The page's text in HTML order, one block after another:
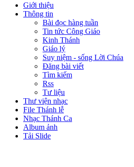
Giới thiệu
Thông tin
Bài đọc hàng tuần
Tin tức Công Giáo
Kinh Thánh
Giáo lý
Suy niệm - sống Lời Chúa
Đăng bài viết
Tìm kiếm
Rss
Tư liệu
Thư viện nhạc
File Thánh lễ
Nhạc Thánh Ca
Album ảnh
Tải Slide